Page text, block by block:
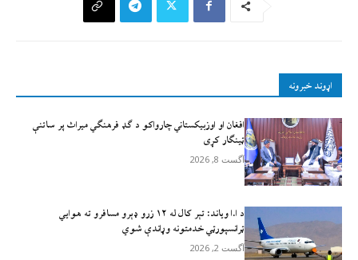
اړوند خبرونه
افغان او اوزبیکستاني چارواکو د ګډ فرهنګي میراث پر ساتنې
ټینګار کړی
آگست 8, 2026
د ا.ا وياند: تېر کال له ۱۲ زرو ډېرو مسافرو ته هوايي
ټرانسپورټي خدمتونه وړاندې شوي
آگست 2, 2026